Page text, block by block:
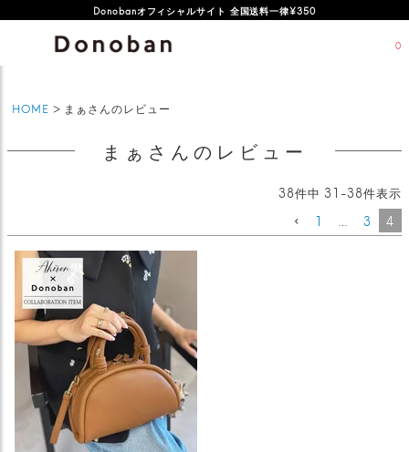
Donobanオフィシャルサイト 全国送料一律¥350
0
HOME まぁさんのレビュー
まぁさんのレビュー
38件中 31 -38件表示
1
… 3 4